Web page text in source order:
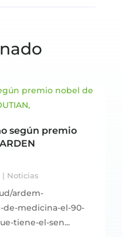
según premio
| Noticias
ardem-
medicina-el-90-
tiene-el-sen...